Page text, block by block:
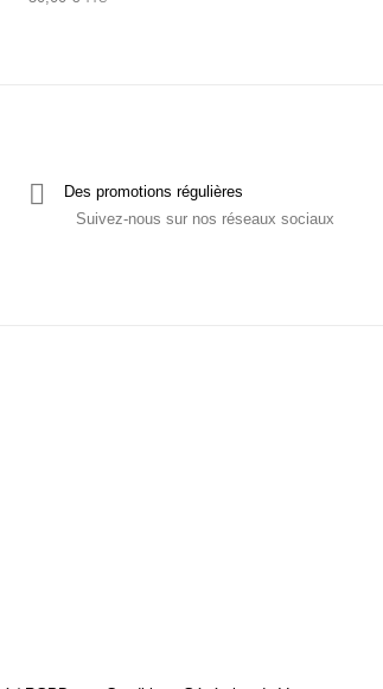
Des promotions régulières
Suivez-nous sur nos réseaux sociaux